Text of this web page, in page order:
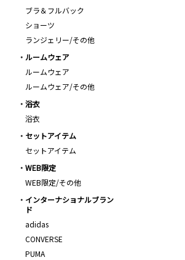
ブラ＆フルバック
ショーツ
ランジェリー/その他
ルームウェア
ルームウェア
ルームウェア/その他
浴衣
浴衣
セットアイテム
セットアイテム
WEB限定
WEB限定/その他
インターナショナルブラン
ド
adidas
CONVERSE
PUMA